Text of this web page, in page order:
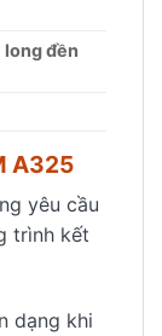
long đền
A325
yêu cầu
trình kết
dạng khi